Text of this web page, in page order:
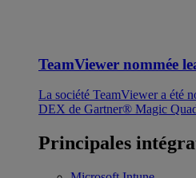
TeamViewer nommée
La société TeamViewer a été
DEX de Gartner® Magic
Principales